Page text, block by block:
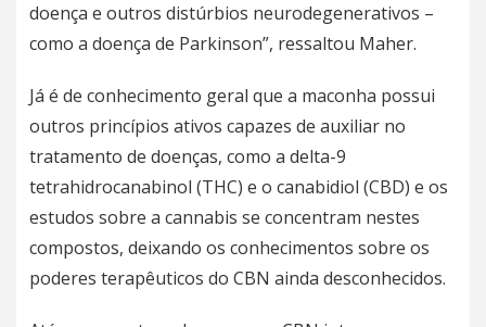
doença e outros distúrbios neurodegenerativos –
como a doença de Parkinson”, ressaltou Maher.
Já é de conhecimento geral que a maconha possui
outros princípios ativos capazes de auxiliar no
tratamento de doenças, como a delta-9
tetrahidrocanabinol (THC) e o canabidiol (CBD) e os
estudos sobre a cannabis se concentram nestes
compostos, deixando os conhecimentos sobre os
poderes terapêuticos do CBN ainda desconhecidos.